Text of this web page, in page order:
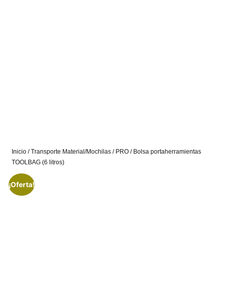
Inicio /Transporte Material/Mochilas / PRO / Bolsa portaherramientas
TOOLBAG (6 litros)
¡Oferta!